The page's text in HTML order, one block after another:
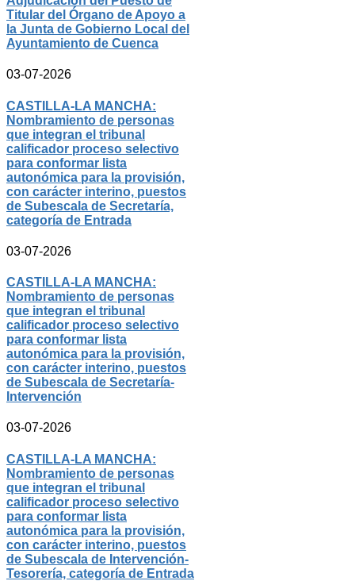
Titular del Órgano de Apoyo a
la Junta de Gobierno Local del
Ayuntamiento de Cuenca
03-07-2026
CASTILLA-LA MANCHA:
Nombramiento de personas
que integran el tribunal
calificador proceso selectivo
para conformar lista
autonómica para la provisión,
con carácter interino, puestos
de Subescala de Secretaría,
categoría de Entrada
03-07-2026
CASTILLA-LA MANCHA:
Nombramiento de personas
que integran el tribunal
calificador proceso selectivo
para conformar lista
autonómica para la provisión,
con carácter interino, puestos
de Subescala de Secretaría-
Intervención
03-07-2026
CASTILLA-LA MANCHA:
Nombramiento de personas
que integran el tribunal
calificador proceso selectivo
para conformar lista
autonómica para la provisión,
con carácter interino, puestos
de Subescala de Intervención-
Tesorería, categoría de Entrada